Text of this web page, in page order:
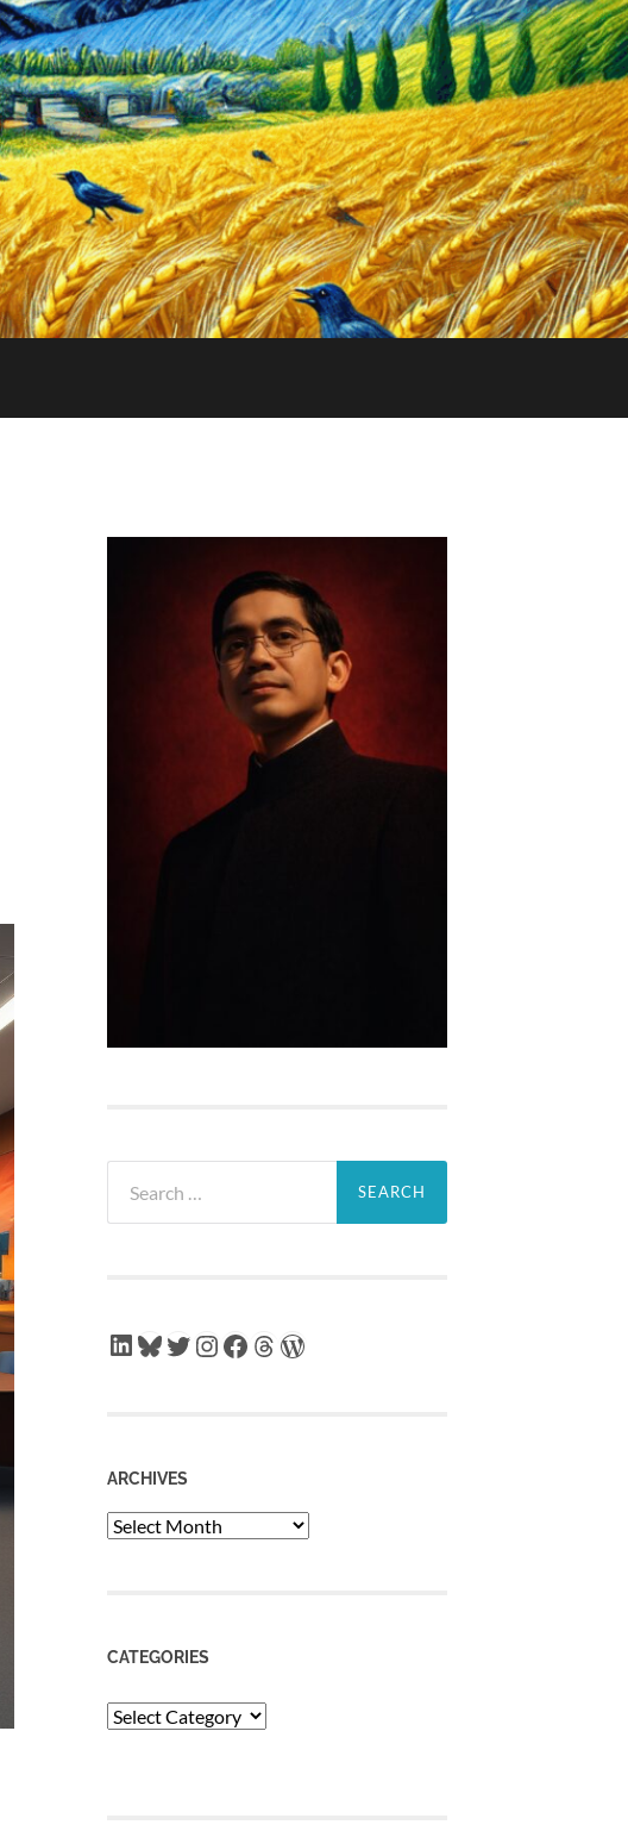
for:
LinkedIn
Bluesky
Twitter
Instagram
Facebook
Threads
WordPress
ARCHIVES
Archives
CATEGORIES
Categories